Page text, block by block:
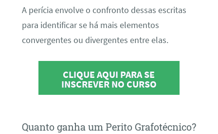
A perícia envolve o confronto dessas escritas
para identificar se há mais elementos
convergentes ou divergentes entre elas.
CLIQUE AQUI PARA SE
INSCREVER NO CURSO
Quanto ganha um Perito Grafotécnico?